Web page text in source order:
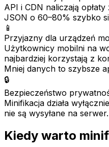
API i CDN naliczają
JSON o 60–80% szybko
📱
Przyjazny dla urządzeń
Użytkownicy mobilni na
najbardziej korzystają z
Mniej danych to szybsze
🔒
Bezpieczeństwo
Minifikacja działa
nie są wysyłane na serwer.
Kiedy warto